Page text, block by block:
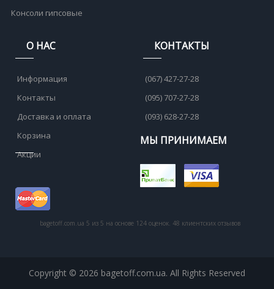
Консоли гипсовые
О НАС
Информация
Контакты
Доставка и оплата
Корзина
Акции
КОНТАКТЫ
(067) 427-27-28
(095) 707-27-28
(093) 628-27-28
МЫ ПРИНИМАЕМ
bagetoff.com.ua 5 из 5 на основе 124 оценок. 48 клиентских отзывов
Copyright © 2026 bagetoff.com.ua. All Rights Reserved